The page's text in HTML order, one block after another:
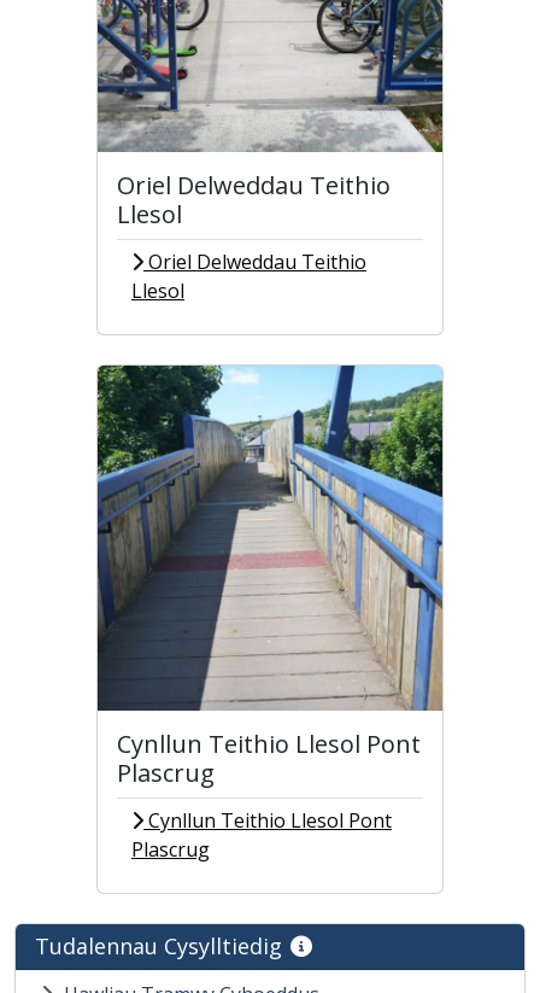
Oriel Delweddau Teithio
Llesol
Oriel Delweddau Teithio
Llesol
Cynllun Teithio Llesol Pont
Plascrug
Cynllun Teithio Llesol Pont
Plascrug
Tudalennau Cysylltiedig